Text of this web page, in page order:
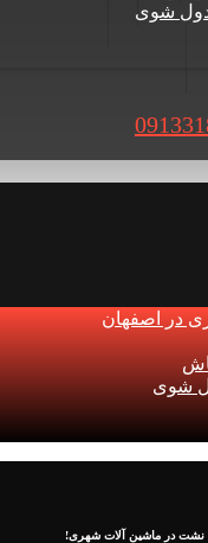
شوی
در اصفهان
شوی